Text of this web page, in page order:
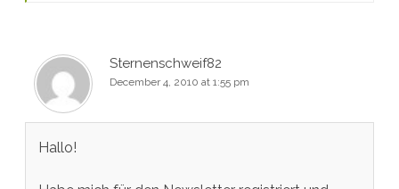
Sternenschweif82
December 4, 2010 at 1:55 pm
Hallo!